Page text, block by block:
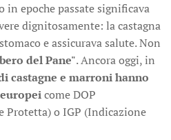
in epoche passate significava
dignitosamente: la castagna
e assicurava salute. Non
del Pane". Ancora oggi, in
castagne e marroni hanno
come DOP
Protetta) o IGP (Indicazione